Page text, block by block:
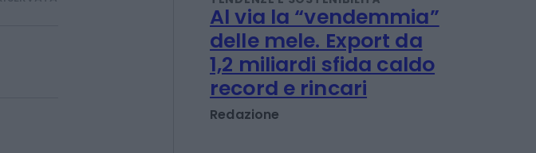
Sofia Fraschini
TENDENZE E SOSTENIBILITÀ
Al via la “vendemmia”
delle mele. Export da